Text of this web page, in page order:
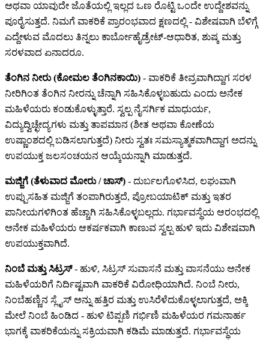
ಅಥವಾ ಯಾವುದೇ ಜೊತೆಯಲ್ಲಿ ಇಲ್ಲದ ಒಣ ರೊಟ್ಟಿ ಒಂದೇ ಉದ್ದೇಶವನ್ನು
ಪೂರೈಸುತ್ತದೆ. ನಿಮಗೆ ವಾಕರಿಕೆ ಪ್ರಾರಂಭವಾದ ಕ್ಷಣದಲ್ಲಿ - ವಿಶೇಷವಾಗಿ ಬೆಳಿಗ್ಗೆ
ಎದ್ದೇಳುವ ಮೊದಲು ತಿನ್ನಲು ಕಾರ್ಬೋಹೈಡ್ರೇಟ್-ಆಧಾರಿತ, ಶುಷ್ಕ ಮತ್ತು
ಸರಳವಾದ ಏನಾದರೂ.
ತೆಂಗಿನ ನೀರು (ಕೋಮಲ ತೆಂಗಿನಕಾಯಿ) - ವಾಕರಿಕೆ ತೀವ್ರವಾಗಿದ್ದಾಗ ಸರಳ
ನೀರಿಗಿಂತ ತೆಂಗಿನ ನೀರನ್ನು ಚೆನ್ನಾಗಿ ಸಹಿಸಿಕೊಳ್ಳಬಹುದು ಎಂದು ಅನೇಕ
ಮಹಿಳೆಯರು ಕಂಡುಕೊಳ್ಳುತ್ತಾರೆ. ಸ್ವಲ್ಪ ನೈಸರ್ಗಿಕ ಮಾಧುರ್ಯ,
ವಿದ್ಯುದ್ವಿಚ್ಛೇದ್ಯಗಳು ಮತ್ತು ತಾಪಮಾನ (ಶೀತ ಅಥವಾ ಕೋಣೆಯ
ಉಷ್ಣಾಂಶದಲ್ಲಿ ಬಡಿಸಲಾಗುತ್ತದೆ) ನೀರು ಸ್ವತಃ ಸಮಸ್ಯಾತ್ಮಕವಾಗಿದ್ದಾಗ ಅದನ್ನು
ಉಪಯುಕ್ತ ಜಲಸಂಚಯನ ಆಯ್ಕೆಯನ್ನಾಗಿ ಮಾಡುತ್ತದೆ.
ಮಜ್ಜಿಗೆ (ತೆಳುವಾದ ಮೋರು / ಚಾಸ್) - ದುರ್ಬಲಗೊಳಿಸಿದ, ಲಘುವಾಗಿ
ಉಪ್ಪುಸಹಿತ ಮಜ್ಜಿಗೆ ತಂಪಾಗಿರುತ್ತದೆ, ಪ್ರೋಬಯಾಟಿಕ್ ಮತ್ತು ಇತರ
ಪಾನೀಯಗಳಿಗಿಂತ ಹೆಚ್ಚಾಗಿ ಸಹಿಸಿಕೊಳ್ಳಬಲ್ಲದು. ಗರ್ಭಾವಸ್ಥೆಯ ಆರಂಭದಲ್ಲಿ
ಅನೇಕ ಮಹಿಳೆಯರು ಆಕರ್ಷಕವಾಗಿ ಕಾಣುವ ಸ್ವಲ್ಪ ಹುಳಿ ಇದು ವಿಶೇಷವಾಗಿ
ಉಪಯುಕ್ತವಾಗಿದೆ.
ನಿಂಬೆ ಮತ್ತು ಸಿಟ್ರಸ್- ಹುಳಿ, ಸಿಟ್ರಸ್ ಸುವಾಸನೆ ಮತ್ತು ವಾಸನೆಯು ಅನೇಕ
ಮಹಿಳೆಯರಿಗೆ ನಿರ್ದಿಷ್ಟವಾಗಿ ವಾಕರಿಕೆ ವಿರೋಧಿಯಾಗಿದೆ. ನಿಂಬೆ ನೀರು,
ನಿಂಬೆಹಣ್ಣಿನ ಸ್ಲೈಸ್ ಅನ್ನು ಹತ್ತಿರ ಮತ್ತು ಉಸಿರೆಳೆದುಕೊಳ್ಳಲಾಗುತ್ತದೆ, ಅಕ್ಕಿ
ಮೇಲೆ ನಿಂಬೆ ಹಿಂಡಿದ - ಹುಳಿ ಟಿಪ್ಪಣಿ ಗರ್ಭಿಣಿ ಮಹಿಳೆಯರ ಗಮನಾರ್ಹ
ಭಾಗಕ್ಕೆ ವಾಕರಿಕೆಯನ್ನು ಸಕ್ರಿಯವಾಗಿ ಕಡಿಮೆ ಮಾಡುತ್ತದೆ. ಗರ್ಭಾವಸ್ಥೆಯ